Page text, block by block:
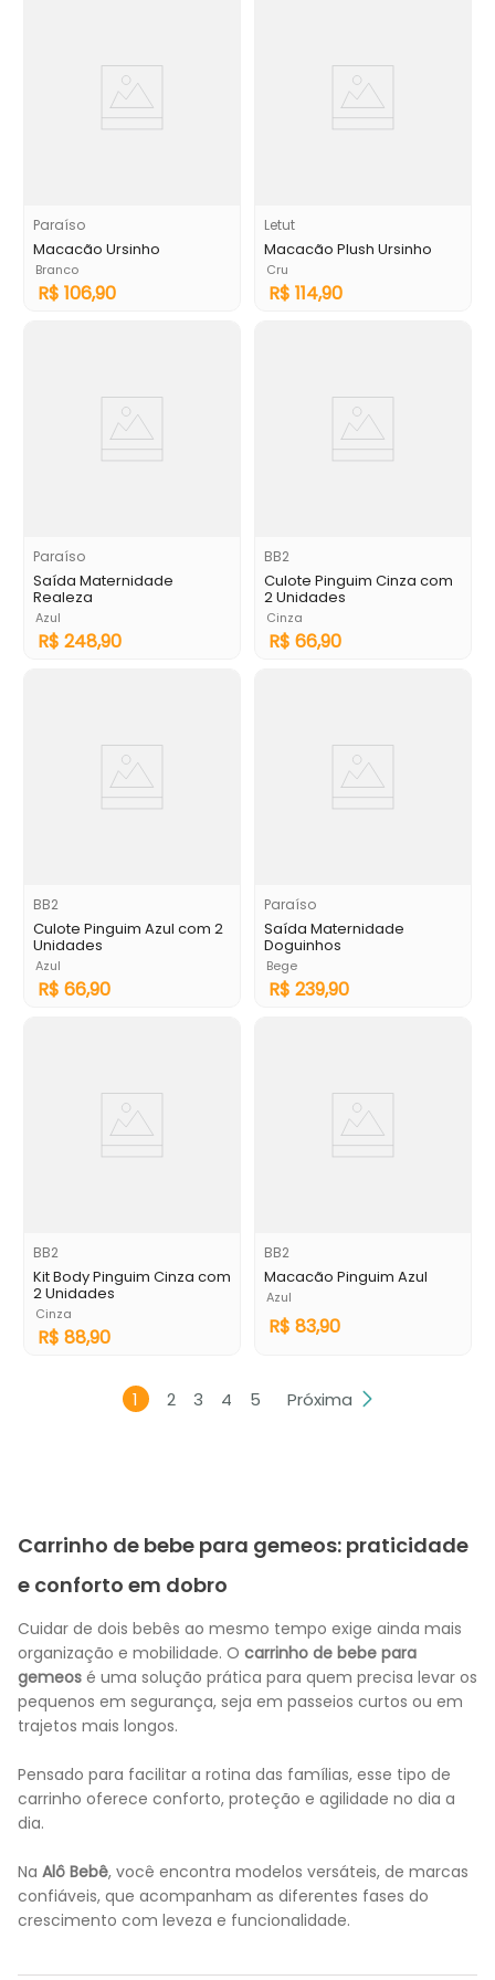
Paraíso
Macacão Ursinho
Branco
R$ 106,90
Letut
Macacão Plush Ursinho
Cru
R$ 114,90
Paraíso
Saída Maternidade
Realeza
Azul
R$ 248,90
BB2
Culote Pinguim Cinza com
2 Unidades
Cinza
R$ 66,90
BB2
Culote Pinguim Azul com 2
Unidades
Azul
R$ 66,90
Paraíso
Saída Maternidade
Doguinhos
Bege
R$ 239,90
BB2
Kit Body Pinguim Cinza com
2 Unidades
Cinza
R$ 88,90
BB2
Macacão Pinguim Azul
Azul
R$ 83,90
1 2 3 4 5 Próxima
Carrinho de bebe para gemeos: praticidade
e conforto em dobro
Cuidar de dois bebês ao mesmo tempo exige ainda mais
organização e mobilidade. O carrinho de bebe para
gemeos é uma solução prática para quem precisa levar os
pequenos em segurança, seja em passeios curtos ou em
trajetos mais longos.
Pensado para facilitar a rotina das famílias, esse tipo de
carrinho oferece conforto, proteção e agilidade no dia a
dia.
Na Alô Bebê, você encontra modelos versáteis, de marcas
confiáveis, que acompanham as diferentes fases do
crescimento com leveza e funcionalidade.